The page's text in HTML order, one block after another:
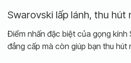
Swarovski lấp lánh, thu hút
Điểm nhấn đặc biệt của gọng
đẳng cấp mà còn giúp bạn thu hút